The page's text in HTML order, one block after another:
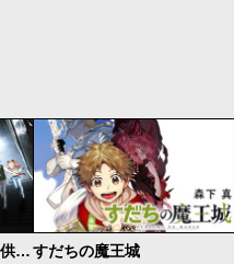
ベオグラードメトロの子供たちすだちの魔王城